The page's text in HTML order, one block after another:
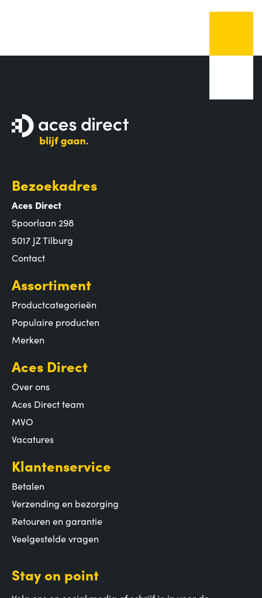
Bezoekadres
Aces Direct
Spoorlaan 298
5017 JZ Tilburg
Contact
Assortiment
Productcategorieën
Populaire producten
Merken
Aces Direct
Over ons
Aces Direct team
MVO
Vacatures
Klantenservice
Betalen
Verzending en bezorging
Retouren en garantie
Veelgestelde vragen
Stay on point